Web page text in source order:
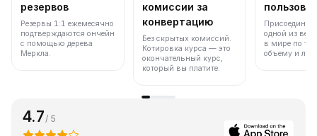
резервов
Резервы 1:1 ежемесячно
подтверждаются ончейн
с помощью дерева
Меркла.
комиссии за
конвертацию
Без скрытых комиссий.
Котировка курса — это
окончательный курс,
который вы платите.
одной из
в мире по
объему и
4.7/ 5